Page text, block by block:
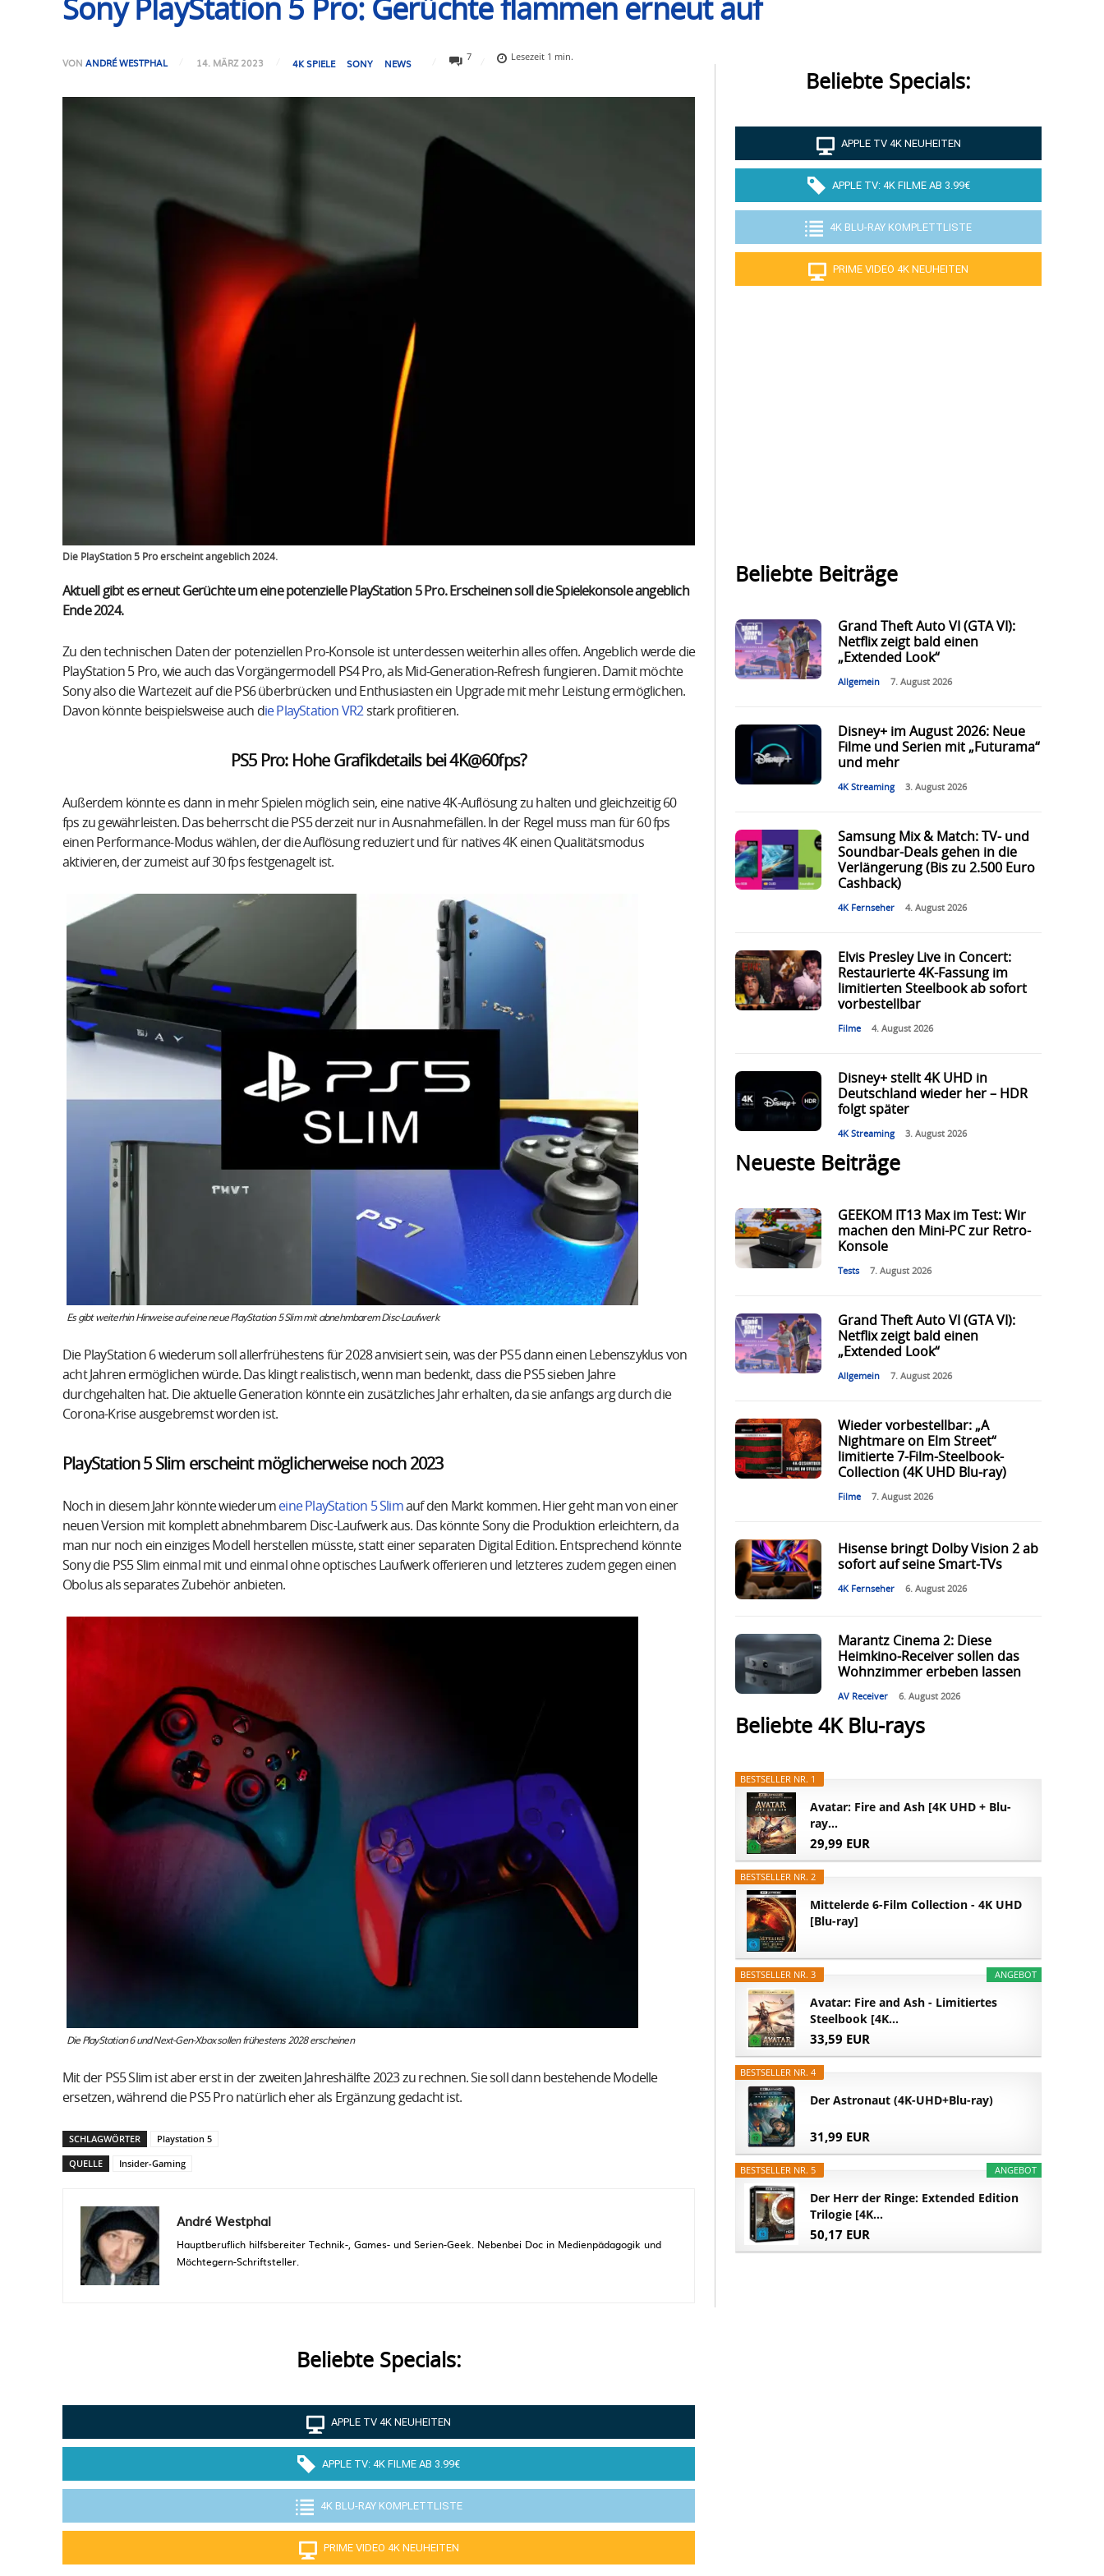
Sony PlayStation 5 Pro: Gerüchte flammen erneut auf
VON ANDRÉ WESTPHAL 14. MÄRZ 2023 4K SPIELE SONY NEWS
7 Lesezeit 1 min.
Die PlayStation 5 Pro erscheint angeblich 2024.
Aktuell gibt es erneut Gerüchte um eine potenzielle PlayStation 5 Pro. Erscheinen soll die Spielekonsole angeblich
Ende 2024.
Zu den technischen Daten der potenziellen Pro-Konsole ist unterdessen weiterhin alles offen. Angeblich werde die
PlayStation 5 Pro, wie auch das Vorgängermodell PS4 Pro, als Mid-Generation-Refresh fungieren. Damit möchte
Sony also die Wartezeit auf die PS6 überbrücken und Enthusiasten ein Upgrade mit mehr Leistung ermöglichen.
Davon könnte beispielsweise auch die PlayStation VR2 stark profitieren.
PS5 Pro: Hohe Grafikdetails bei 4K@60fps?
Außerdem könnte es dann in mehr Spielen möglich sein, eine native 4K-Auflösung zu halten und gleichzeitig 60
fps zu gewährleisten. Das beherrscht die PS5 derzeit nur in Ausnahmefällen. In der Regel muss man für 60 fps
einen Performance-Modus wählen, der die Auflösung reduziert und für natives 4K einen Qualitätsmodus
aktivieren, der zumeist auf 30 fps festgenagelt ist.
Es gibt weiterhin Hinweise auf eine neue PlayStation 5 Slim mit abnehmbarem Disc-Laufwerk
Die PlayStation 6 wiederum soll allerfrühestens für 2028 anvisiert sein, was der PS5 dann einen Lebenszyklus von
acht Jahren ermöglichen würde. Das klingt realistisch, wenn man bedenkt, dass die PS5 sieben Jahre
durchgehalten hat. Die aktuelle Generation könnte ein zusätzliches Jahr erhalten, da sie anfangs arg durch die
Corona-Krise ausgebremst worden ist.
PlayStation 5 Slim erscheint möglicherweise noch 2023
Noch in diesem Jahr könnte wiederum eine PlayStation 5 Slimauf den Markt kommen. Hier geht man von einer
neuen Version mit komplett abnehmbarem Disc-Laufwerk aus. Das könnte Sony die Produktion erleichtern, da
man nur noch ein einziges Modell herstellen müsste, statt einer separaten Digital Edition. Entsprechend könnte
Sony die PS5 Slim einmal mit und einmal ohne optisches Laufwerk offerieren und letzteres zudem gegen einen
Obolus als separates Zubehör anbieten.
Die PlayStation 6 und Next-Gen-Xbox sollen frühestens 2028 erscheinen
Mit der PS5 Slim ist aber erst in der zweiten Jahreshälfte 2023 zu rechnen. Sie soll dann bestehende Modelle
ersetzen, während die PS5 Pro natürlich eher als Ergänzung gedacht ist.
SCHLAGWÖRTER
Playstation 5
QUELLE
Insider-Gaming
André Westphal
Hauptberuflich hilfsbereiter Technik-, Games- und Serien-Geek. Nebenbei Doc in Medienpädagogik und
Möchtegern-Schriftsteller.
Beliebte Specials:
APPLE TV 4K NEUHEITEN
APPLE TV: 4K FILME AB 3.99€
4K BLU-RAY KOMPLETTLISTE
PRIME VIDEO 4K NEUHEITEN
Beliebte Specials:
APPLE TV 4K NEUHEITEN
APPLE TV: 4K FILME AB 3.99€
4K BLU-RAY KOMPLETTLISTE
PRIME VIDEO 4K NEUHEITEN
Beliebte Beiträge
Grand Theft Auto VI (GTA VI):
Netflix zeigt bald einen
„Extended Look“
Allgemein 7. August 2026
Disney+ im August 2026: Neue
Filme und Serien mit „Futurama“
und mehr
4K Streaming 3. August 2026
Samsung Mix & Match: TV- und
Soundbar-Deals gehen in die
Verlängerung (Bis zu 2.500 Euro
Cashback)
4K Fernseher 4. August 2026
Elvis Presley Live in Concert:
Restaurierte 4K-Fassung im
limitierten Steelbook ab sofort
vorbestellbar
Filme 4. August 2026
Disney+ stellt 4K UHD in
Deutschland wieder her – HDR
folgt später
4K Streaming 3. August 2026
Neueste Beiträge
GEEKOM IT13 Max im Test: Wir
machen den Mini-PC zur Retro-
Konsole
Tests 7. August 2026
Grand Theft Auto VI (GTA VI):
Netflix zeigt bald einen
„Extended Look“
Allgemein 7. August 2026
Wieder vorbestellbar: „A
Nightmare on Elm Street“
limitierte 7-Film-Steelbook-
Collection (4K UHD Blu-ray)
Filme 7. August 2026
Hisense bringt Dolby Vision 2 ab
sofort auf seine Smart-TVs
4K Fernseher 6. August 2026
Marantz Cinema 2: Diese
Heimkino-Receiver sollen das
Wohnzimmer erbeben lassen
AV Receiver 6. August 2026
Beliebte 4K Blu-rays
BESTSELLER NR. 1
Avatar: Fire and Ash [4K UHD + Blu-
ray...
29,99 EUR
BESTSELLER NR. 2
Mittelerde 6-Film Collection - 4K UHD
[Blu-ray]
ANGEBOT
BESTSELLER NR. 3
Avatar: Fire and Ash - Limitiertes
Steelbook [4K...
33,59 EUR
BESTSELLER NR. 4
Der Astronaut (4K-UHD+Blu-ray)
31,99 EUR
ANGEBOT
BESTSELLER NR. 5
Der Herr der Ringe: Extended Edition
Trilogie [4K...
50,17 EUR